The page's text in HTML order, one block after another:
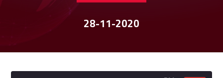
28-11-2020